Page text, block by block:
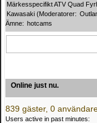
Märkesspecifikt ATV Quad
Kawasaki (Moderatorer:
Ämne: hotcams
Online just nu.
839 gäster, 0
Users active in past minutes: